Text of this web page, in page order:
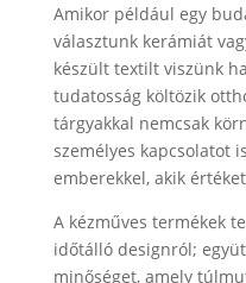
Amikor például egy
választunk kerámiát
készült textilt viszünk
tudatosság költözik
tárgyakkal nemcsak
személyes kapcsolatot
emberekkel, akik
A kézműves termékek
időtálló designról;
minőséget, amely